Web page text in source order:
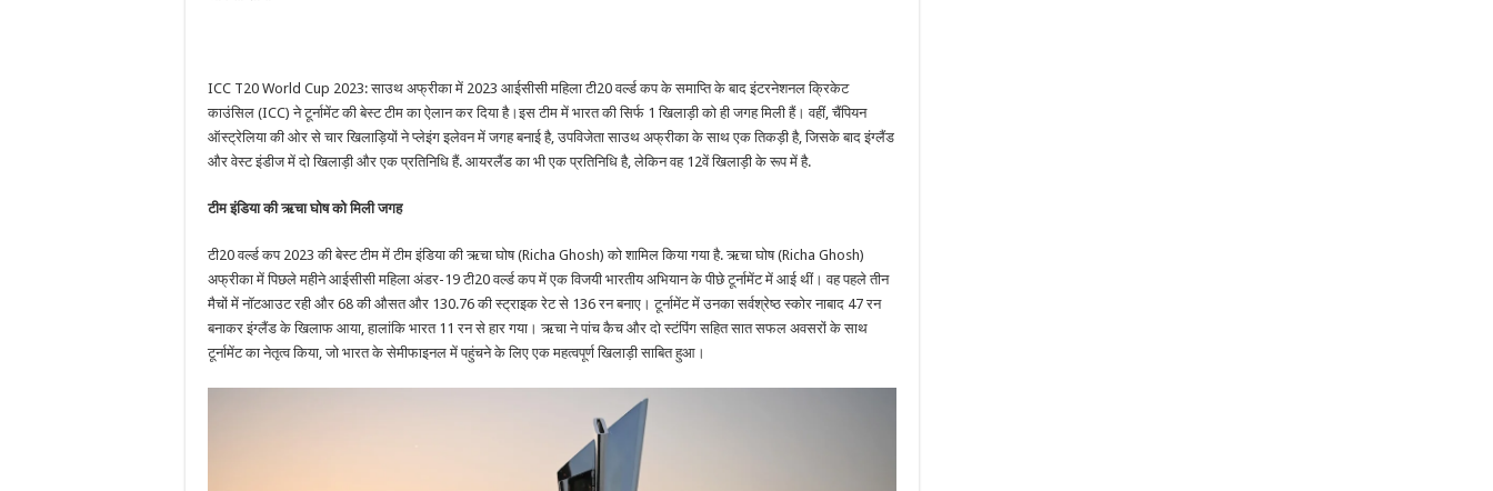
ICC T20 World Cup 2023: साउथ अफ्रीका में 2023 आईसीसी महिला टी20 वर्ल्ड कप के समाप्ति के बाद इंटरनेशनल क्रिकेट
काउंसिल (ICC) ने टूर्नामेंट की बेस्ट टीम का ऐलान कर दिया है।इस टीम में भारत की सिर्फ 1 खिलाड़ी को ही जगह मिली हैं। वहीं, चैंपियन
ऑस्ट्रेलिया की ओर से चार खिलाड़ियों ने प्लेइंग इलेवन में जगह बनाई है, उपविजेता साउथ अफ्रीका के साथ एक तिकड़ी है, जिसके बाद इंग्लैंड
और वेस्ट इंडीज में दो खिलाड़ी और एक प्रतिनिधि हैं. आयरलैंड का भी एक प्रतिनिधि है, लेकिन वह 12वें खिलाड़ी के रूप में है.
टीम इंडिया की ऋचा घोष को मिली जगह
टी20 वर्ल्ड कप 2023 की बेस्ट टीम में टीम इंडिया की ऋचा घोष (Richa Ghosh) को शामिल किया गया है. ऋचा घोष (Richa Ghosh)
अफ्रीका में पिछले महीने आईसीसी महिला अंडर-19 टी20 वर्ल्ड कप में एक विजयी भारतीय अभियान के पीछे टूर्नामेंट में आई थीं। वह पहले तीन
मैचों में नॉटआउट रही और 68 की औसत और 130.76 की स्ट्राइक रेट से 136 रन बनाए। टूर्नामेंट में उनका सर्वश्रेष्ठ स्कोर नाबाद 47 रन
बनाकर इंग्लैंड के खिलाफ आया, हालांकि भारत 11 रन से हार गया। ऋचा ने पांच कैच और दो स्टंपिंग सहित सात सफल अवसरों के साथ
टूर्नामेंट का नेतृत्व किया, जो भारत के सेमीफाइनल में पहुंचने के लिए एक महत्वपूर्ण खिलाड़ी साबित हुआ।